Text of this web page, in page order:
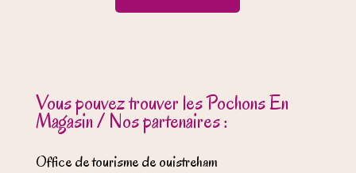
Vous pouvez trouver les Pochons En
Magasin / Nos partenaires :
Office de tourisme de ouistreham